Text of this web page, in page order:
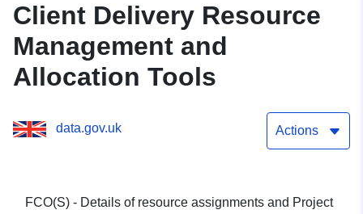
Client Delivery Resource
Management and
Allocation Tools
data.gov.uk Actions
FCO(S) - Details of resource assignments and Project